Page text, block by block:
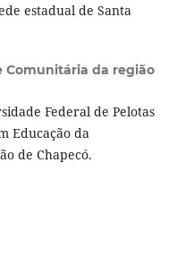
estadual de Santa
Comunitária da região
Federal de Pelotas
Educação da
de Chapecó.